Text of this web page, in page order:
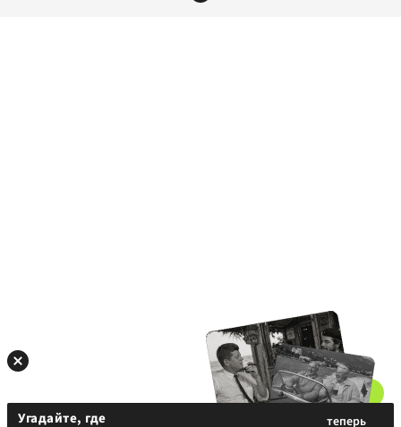
Угадайте, где